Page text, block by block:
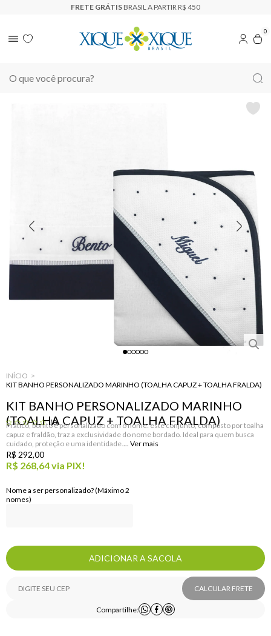
FRETE GRÁTIS BRASIL A PARTIR R$ 450
0
INÍCIO
KIT BANHO PERSONALIZADO MARINHO (TOALHA CAPUZ + TOALHA FRALDA)
KIT BANHO PERSONALIZADO MARINHO
(TOALHA CAPUZ + TOALHA FRALDA)
(0)
Prático, bonito e personalizado com o nome: este conjunto, composto por toalha
capuz e fraldão, traz a exclusividade do nome bordado. Ideal para quem busca
cuidado, proteção e uma identidade.
R$ 268,64via PIX!
R$ 292,00
Nome a ser personalizado? (Máximo 2
nomes)
ADICIONAR A SACOLA
CALCULAR FRETE
Compartilhe: